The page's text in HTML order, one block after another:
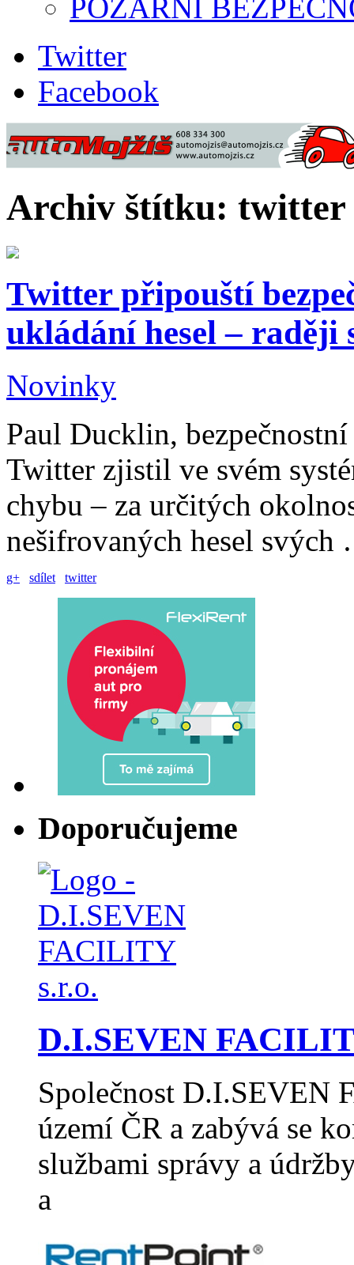
POŽÁRNÍ
Twitter
Facebook
Archiv štítku: twitter
Twitter připouští
ukládání hesel – raději
Novinky
Paul Ducklin,
Twitter zjistil ve svém
chybu – za určitých
nešifrovaných hesel
g+ sdílet twitter
Doporučujeme
D.I.SEVEN
Společnost D.I.SEVEN
území ČR a zabývá se
službami správy a
a